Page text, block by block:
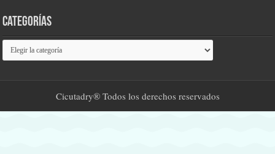
Categorías
Categorías
Cicutadry® Todos los derechos reservados